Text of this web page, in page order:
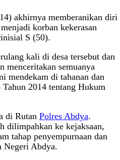
akhirnya memberanikan diri
korban kekerasan
S (50).
kali di desa tersebut dan
menceritakan semuanya
mendekam di tahanan dan
2014 tentang Hukum
di Rutan Polres Abdya.
dilimpahkan ke kejaksaan,
tahap penyempurnaan dan
Negeri Abdya.